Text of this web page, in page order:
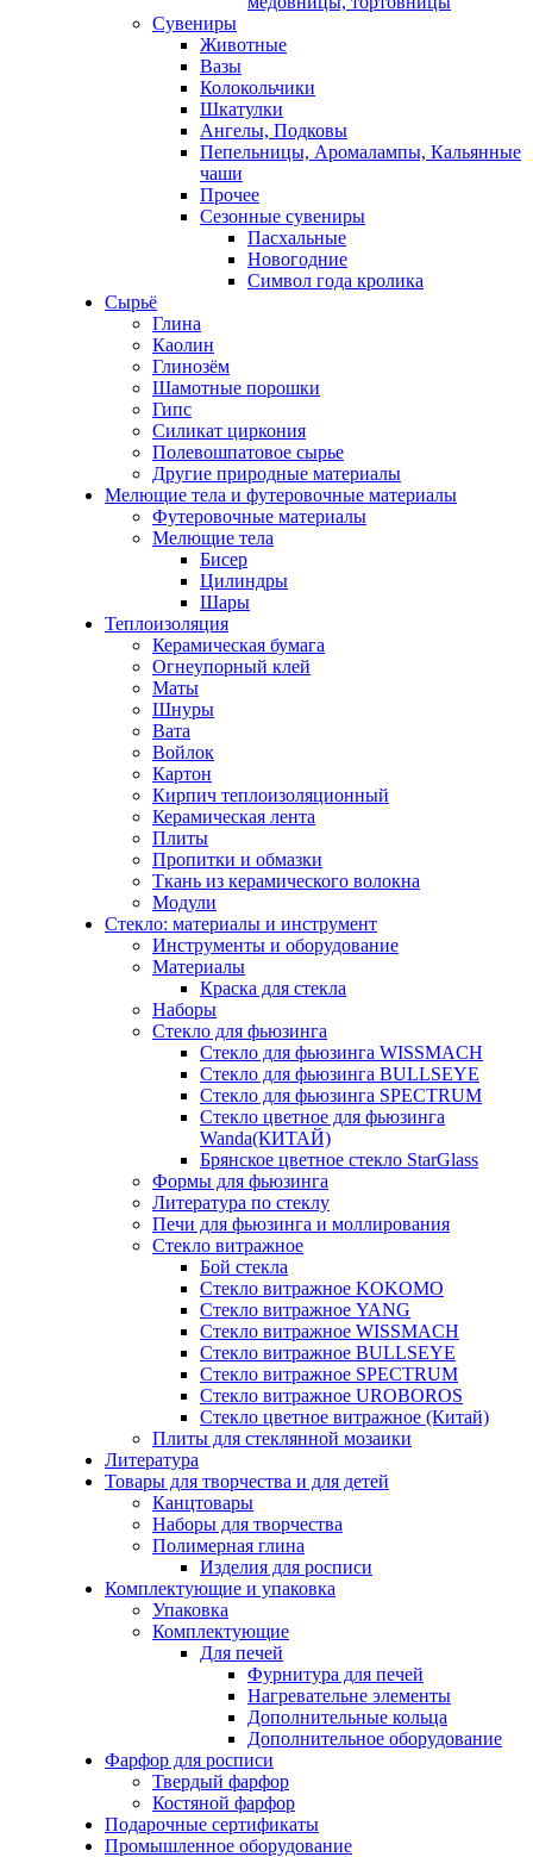
Сувениры
Животные
Вазы
Колокольчики
Шкатулки
Ангелы, Подковы
Пепельницы, Аромалампы, Кальянные
чаши
Прочее
Сезонные сувениры
Пасхальные
Новогодние
Символ года кролика
Сырьё
Глина
Каолин
Глинозём
Шамотные порошки
Гипс
Силикат циркония
Полевошпатовое сырье
Другие природные материалы
Мелющие тела и футеровочные материалы
Футеровочные материалы
Мелющие тела
Бисер
Цилиндры
Шары
Теплоизоляция
Керамическая бумага
Огнеупорный клей
Маты
Шнуры
Вата
Войлок
Картон
Кирпич теплоизоляционный
Керамическая лента
Плиты
Пропитки и обмазки
Ткань из керамического волокна
Модули
Стекло: материалы и инструмент
Инструменты и оборудование
Материалы
Краска для стекла
Наборы
Стекло для фьюзинга
Стекло для фьюзинга WISSMACH
Стекло для фьюзинга BULLSEYE
Стекло для фьюзинга SPECTRUM
Стекло цветное для фьюзинга
Wanda(КИТАЙ)
Брянское цветное стекло StarGlass
Формы для фьюзинга
Литература по стеклу
Печи для фьюзинга и моллирования
Стекло витражное
Бой стекла
Стекло витражное KOKOMO
Стекло витражное YANG
Стекло витражное WISSMACH
Стекло витражное BULLSEYE
Стекло витражное SPECTRUM
Стекло витражное UROBOROS
Стекло цветное витражное (Китай)
Плиты для стеклянной мозаики
Литература
Товары для творчества и для детей
Канцтовары
Наборы для творчества
Полимерная глина
Изделия для росписи
Комплектующие и упаковка
Упаковка
Комплектующие
Для печей
Фурнитура для печей
Нагревательне элементы
Дополнительные кольца
Дополнительное оборудование
Фарфор для росписи
Твердый фарфор
Костяной фарфор
Подарочные сертификаты
Промышленное оборудование